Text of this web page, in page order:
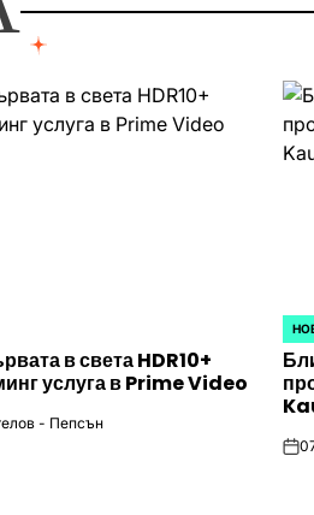
в света HDR10+
услуга в Prime Video
- Пепсън
IN
on